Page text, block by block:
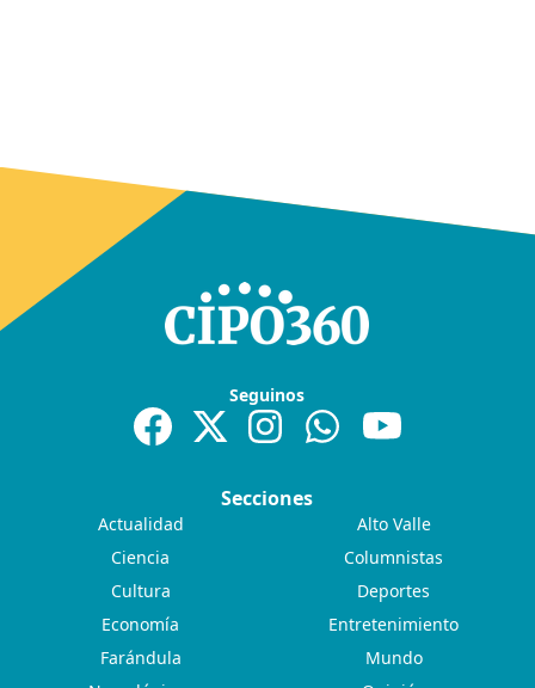
Seguinos
Secciones
Actualidad
Alto Valle
Ciencia
Columnistas
Cultura
Deportes
Economía
Entretenimiento
Farándula
Mundo